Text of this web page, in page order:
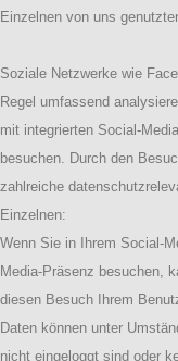
Einzelnen von uns
Soziale Netzwerke wie
Regel umfassend
mit integrierten Social-
besuchen. Durch den
zahlreiche
Einzelnen:
Wenn Sie in Ihrem Social-
Media-Präsenz besuchen,
diesen Besuch Ihrem
Daten können unter
nicht eingeloggt sind oder